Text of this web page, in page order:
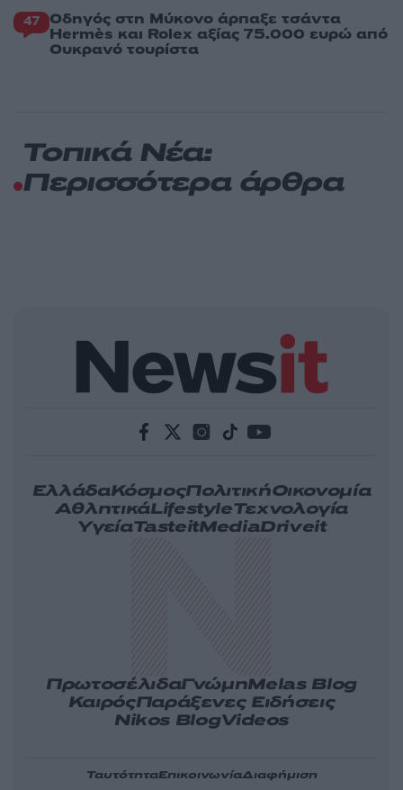
47 Οδηγός στη Μύκονο άρπαξε τσάντα
Hermès και Rolex αξίας 75.000 ευρώ από
Ουκρανό τουρίστα
Τοπικά Νέα:
Περισσότερα άρθρα
ΕλλάδαΚόσμοςΠολιτικήΟικονομία
ΑθλητικάLifestyleΤεχνολογία
ΥγείαTasteitMediaDriveit
ΠρωτοσέλιδαΓνώμηMelas Blog
ΚαιρόςΠαράξενες Ειδήσεις
Nikos BlogVideos
ΤαυτότηταΕπικοινωνίαΔιαφήμιση